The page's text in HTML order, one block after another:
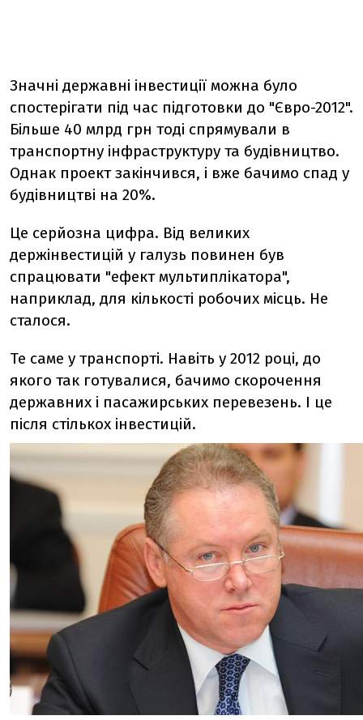
Значні державні інвестиції можна було
спостерігати під час підготовки до "Євро-2012".
Більше 40 млрд грн тоді спрямували в
транспортну інфраструктуру та будівництво.
Однак проект закінчився, і вже бачимо спад у
будівництві на 20%.
Це серйозна цифра. Від великих
держінвестицій у галузь повинен був
спрацювати "ефект мультиплікатора",
наприклад, для кількості робочих місць. Не
сталося.
Те саме у транспорті. Навіть у 2012 році, до
якого так готувалися, бачимо скорочення
державних і пасажирських перевезень. І це
після стількох інвестицій.